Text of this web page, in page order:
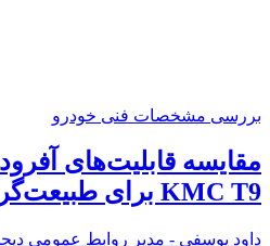
بررسی مشخصات فنی خودرو
KMC T9 برای طبیعت‌گردی و کویرنوردی
داود یوسفی - مدیر روابط عمومی